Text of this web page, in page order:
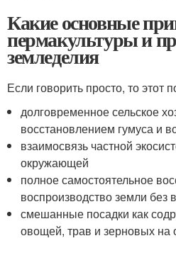
Какие основные
пермакультуры и
земледелия
Если говорить просто, то этот
долговременное сельское
восстановлением гумуса и
взаимосвязь частной
окружающей
полное самостоятельное
воспроизводство земли без
смешанные посадки как
овощей, трав и зерновых на